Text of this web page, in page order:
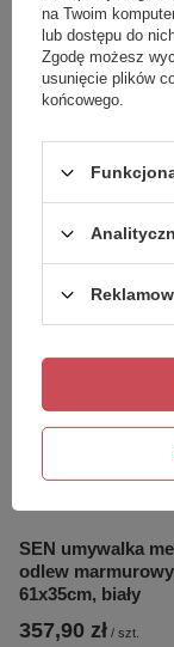
PRACTICO
meblowa
435,20 zł / szt.
SEN umywalka
odlew
61x35cm, biały
357,90 zł / szt.
na Twoim
lub dostępu do
Zgodę możesz
usunięcie plików
końcowego.